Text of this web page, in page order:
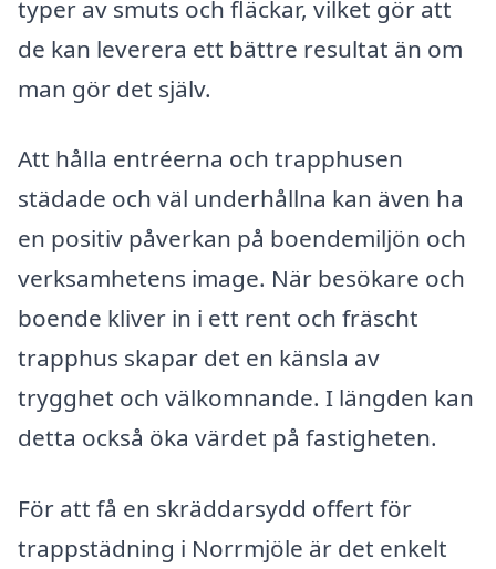
typer av smuts och fläckar, vilket gör att
de kan leverera ett bättre resultat än om
man gör det själv.
Att hålla entréerna och trapphusen
städade och väl underhållna kan även ha
en positiv påverkan på boendemiljön och
verksamhetens image. När besökare och
boende kliver in i ett rent och fräscht
trapphus skapar det en känsla av
trygghet och välkomnande. I längden kan
detta också öka värdet på fastigheten.
För att få en skräddarsydd offert för
trappstädning i Norrmjöle är det enkelt